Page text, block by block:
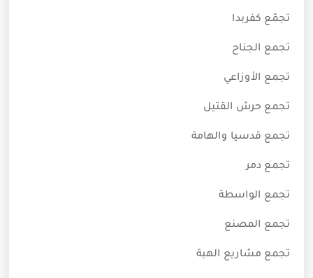
تجمّع كفربدا
تجمع الجناح
تجمع الأوزاعي
تجمع حرش القتيل
تجمع قدسيا والهامة
تجمع دمر
تجمع الواسطة
تجمع المصنع
تجمع مشاريع الهبة